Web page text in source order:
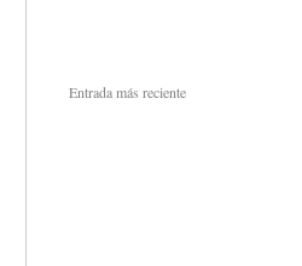
Entrada más reciente